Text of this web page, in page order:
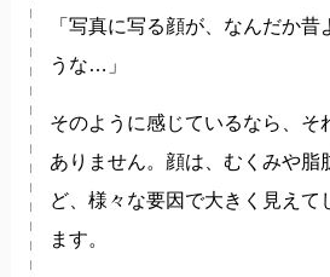
「写真に写る顔が、なんだか昔
うな…」
そのように感じているなら、そ
ありません。顔は、むくみや脂
ど、様々な要因で大きく見えて
ます。